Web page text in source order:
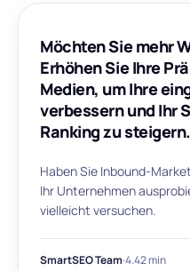
Möchten Sie mehr
Erhöhen Sie Ihre
Medien, um Ihre
verbessern und Ihr
Ranking zu steigern.
Haben Sie Inbound-
Ihr Unternehmen
vielleicht versuchen.
SmartSEO Team·4.42 min